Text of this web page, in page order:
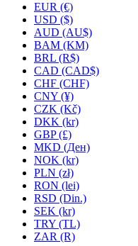
EUR (€)
USD ($)
AUD (AU$)
BAM (KM)
BRL (R$)
CAD (CAD$)
CHF (CHF)
CNY (¥)
CZK (Kč)
DKK (kr)
GBP (£)
MKD (Ден)
NOK (kr)
PLN (zł)
RON (lei)
RSD (Din.)
SEK (kr)
TRY (TL)
ZAR (R)